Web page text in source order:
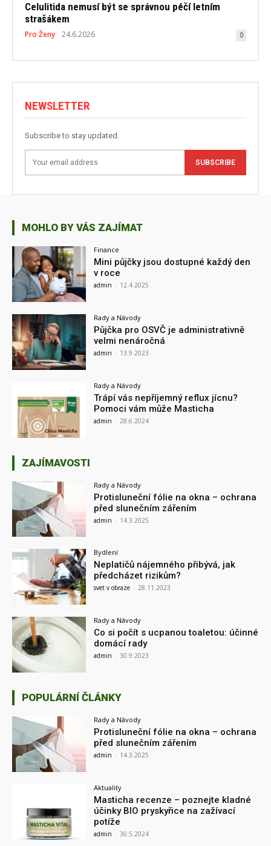
Celulitida nemusí být se správnou péčí letním
strašákem
Pro Ženy 24.6.2026 0
NEWSLETTER
Subscribe to stay updated.
SUBSCRIBE
MOHLO BY VÁS ZAJÍMAT
Finance
Mini půjčky jsou dostupné každý den
v roce
admin - 12.4.2025
Rady a Návody
Půjčka pro OSVČ je administrativně
velmi nenáročná
admin - 13.9.2023
Rady a Návody
Trápí vás nepříjemný reflux jícnu?
Pomoci vám může Masticha
admin - 28.6.2024
ZAJÍMAVOSTI
Rady a Návody
Protisluneční fólie na okna – ochrana
před slunečním zářením
admin - 14.3.2025
Bydlení
Neplatičů nájemného přibývá, jak
předcházet rizikům?
svet v obraze - 28.11.2023
Rady a Návody
Co si počít s ucpanou toaletou: účinné
domácí rady
admin - 30.9.2023
POPULÁRNÍ ČLÁNKY
Rady a Návody
Protisluneční fólie na okna – ochrana
před slunečním zářením
admin - 14.3.2025
Aktuality
Masticha recenze – poznejte kladné
účinky BIO pryskyřice na zažívací
potíže
admin - 30.5.2024